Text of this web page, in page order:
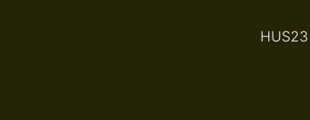
HUS23